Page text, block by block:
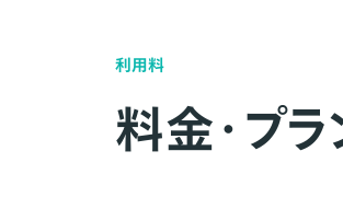
利用料
料金・プラ